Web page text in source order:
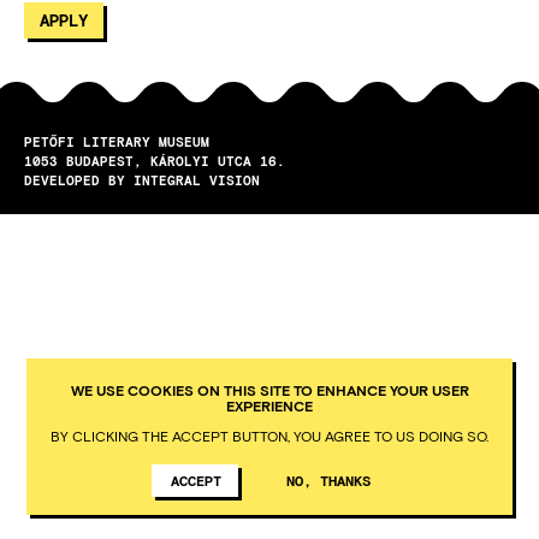
PETŐFI LITERARY MUSEUM
1053
BUDAPEST
KÁROLYI UTCA 16.
DEVELOPED BY INTEGRAL VISION
WE USE COOKIES ON THIS SITE TO ENHANCE YOUR USER
EXPERIENCE
BY CLICKING THE ACCEPT BUTTON, YOU AGREE TO US DOING SO.
ACCEPT NO, THANKS